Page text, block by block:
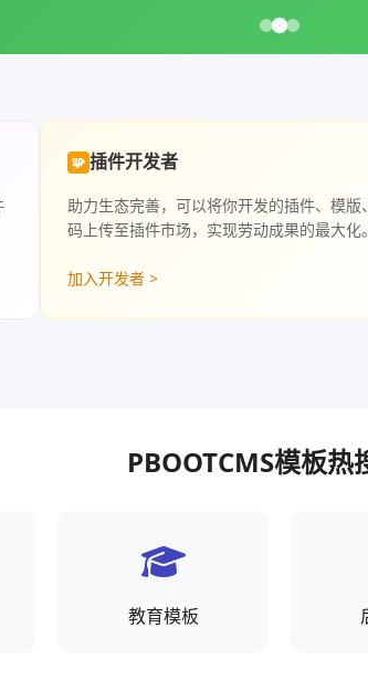
🧩 插件开发者
助力生态完善，可以将你开发的插件、模版
码上传至插件市场，实现劳动成果的最大化。
加入开发者 >
PBOOTCMS模板热
教育模板